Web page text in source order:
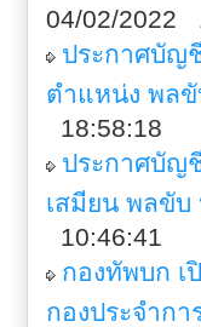
04/02/2022
ประกาศบัญ
ตำแหน่ง พลขั
18:58:18
ประกาศบัญ
เสมียน พลขับ
10:46:41
กองทัพบก เ
กองประจำกา